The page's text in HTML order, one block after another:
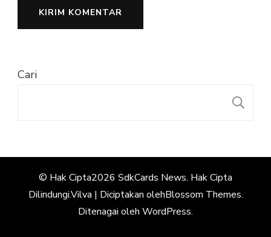
Cari
© Hak Cipta2026 SdkCards News. Hak Cipta
Dilindungi.Vilva | Diciptakan olehBlossom Themes.
Ditenagai oleh WordPress.